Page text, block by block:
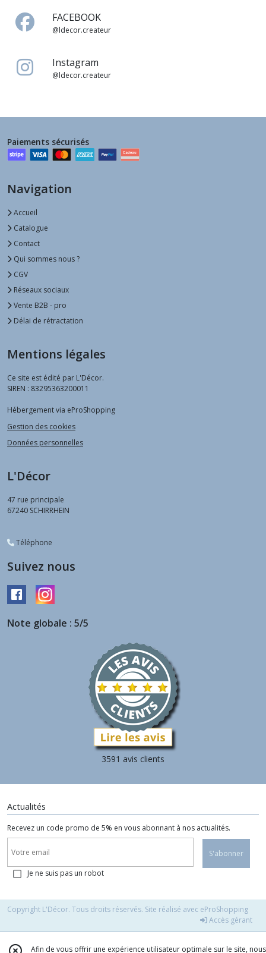
FACEBOOK
@ldecor.createur
Instagram
@ldecor.createur
Paiements sécurisés
Navigation
Accueil
Catalogue
Contact
Qui sommes nous ?
CGV
Réseaux sociaux
Vente B2B - pro
Délai de rétractation
Mentions légales
Ce site est édité par L'Décor.
SIREN : 83295363200011
Hébergement via eProShopping
Gestion des cookies
Données personnelles
L'Décor
47 rue principale
67240 SCHIRRHEIN
Téléphone
Suivez nous
Note globale : 5/5
3591 avis clients
Actualités
Recevez un code promo de 5% en vous abonnant à nos actualités.
S'abonner
Je ne suis pas un robot
Copyright L'Décor. Tous droits réservés. Site réalisé avec eProShopping
Accès gérant
Afin de vous offrir une expérience utilisateur optimale sur le site, nous